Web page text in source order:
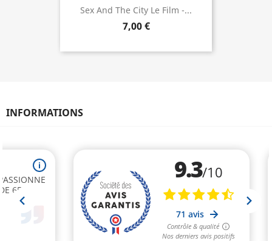
Sex And The City Le Film -...
7,00 €
INFORMATIONS